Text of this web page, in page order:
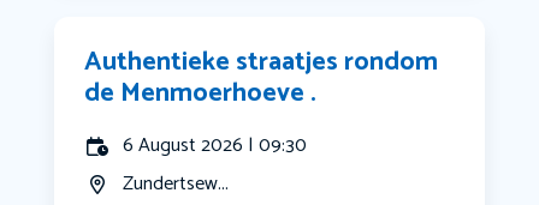
Authentieke straatjes rondom
de Menmoerhoeve .
6 August 2026 | 09:30
Zundertsew...